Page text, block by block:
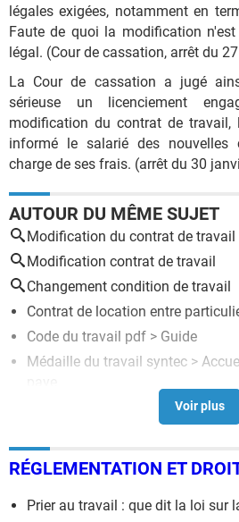
légales exigées, notamment en
Faute de quoi la modification
légal. (Cour de cassation, arrêt du
La Cour de cassation a jugé
sérieuse un licenciement
modification du contrat de travail,
informé le salarié des nouvelles
charge de ses frais. (arrêt du 30
AUTOUR DU MÊME SUJET
Modification du contrat de travail
Modification contrat de travail
Changement condition de travail
Contrat de location entre
Code du travail pdf > Guide
Médaille du travail syntec >
Fin de contrat cesu sans contrat
Contrat de location meublé gratuit
RÉGLEMENTATION ET
Prier au travail : que dit la loi sur